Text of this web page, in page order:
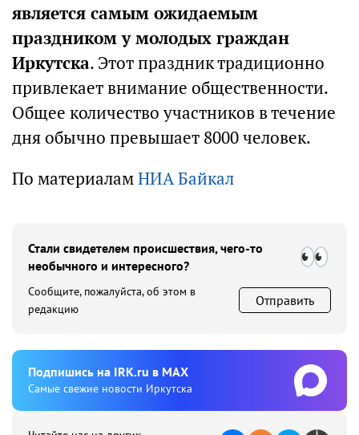
является самым ожидаемым
праздником у молодых граждан
Иркутска. Этот праздник традиционно
привлекает внимание общественности.
Общее количество участников в течение
дня обычно превышает 8000 человек.
По материаламНИА Байкал
Стали свидетелем происшествия, чего-то
необычного и интересного?
Сообщите, пожалуйста, об этом в
редакцию
Отправить
Подпишиcь на IRK.ru в MAX
Cамые свежие новости Иркутска